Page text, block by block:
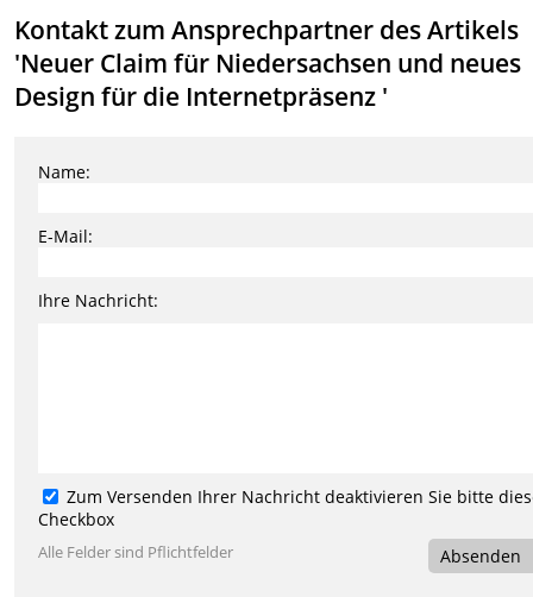
Kontakt zum Ansprechpartner des Artikels
'Neuer Claim für Niedersachsen und neues
Design für die Internetpräsenz '
Name:
E-Mail:
Ihre Nachricht:
Zum Versenden Ihrer Nachricht deaktivieren Sie bitte
Checkbox
Alle Felder sind Pflichtfelder Absenden